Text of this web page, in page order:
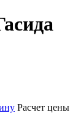
Расчет цены